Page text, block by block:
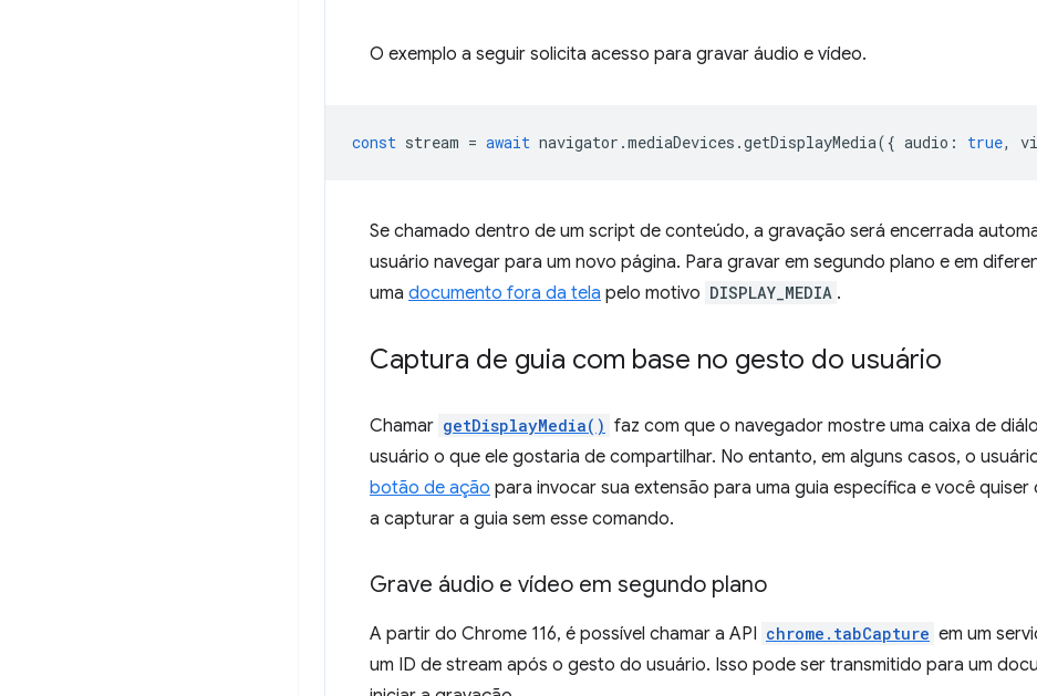
O exemplo a seguir solicita acesso para gravar áudio e vídeo.
const stream = await navigator .mediaDevices .getDisplayMedia({ audio : true,
Se chamado dentro de um script de conteúdo, a gravação será encerrada
usuário navegar para um novo página. Para gravar em segundo plano e em
uma documento fora da tela pelo motivo DISPLAY_MEDIA .
Captura de guia com base no gesto do usuário
Chamar getDisplayMedia() faz com que o navegador mostre uma caixa de
usuário o que ele gostaria de compartilhar. No entanto, em alguns casos, o
botão de ação para invocar sua extensão para uma guia específica e você
a capturar a guia sem esse comando.
Grave áudio e vídeo em segundo plano
A partir do Chrome 116, é possível chamar a API chrome.tabCapture em um
um ID de stream após o gesto do usuário. Isso pode ser transmitido para um